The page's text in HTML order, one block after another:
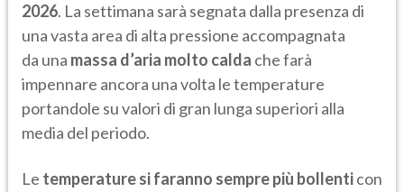
2026. La settimana sarà segnata dalla presenza di
una vasta area di alta pressione accompagnata
da una massa d’aria molto calda che farà
impennare ancora una volta le temperature
portandole su valori di gran lunga superiori alla
media del periodo.
Le temperature si faranno sempre più bollenticon